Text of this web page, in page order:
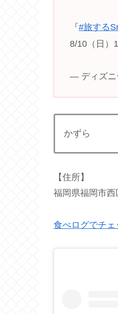
『#旅する
8/10（日）
— ディズニ
かずら
【住所】
福岡県福岡市
食べログでチェ